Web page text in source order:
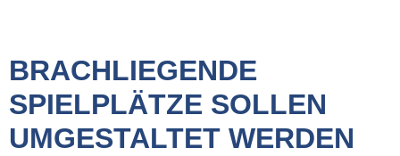
BRACHLIEGENDE
SPIELPLÄTZE SOLLEN
UMGESTALTET WERDEN